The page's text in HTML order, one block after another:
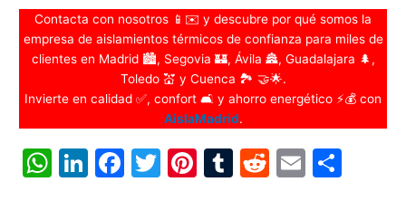
Contacta con nosotros 📱✉️ y descubre por qué somos la
empresa de aislamientos térmicos de confianza para miles de
clientes en Madrid 🏙️, Segovia 🏰, Ávila 🏯, Guadalajara 🌲,
Toledo 💒 y Cuenca 🏞️ 🤝🌟.
Invierte en calidad ✅, confort 🛋️ y ahorro energético ⚡💰 con
AislaMadrid.
W Li F
T
Pi T
R
E